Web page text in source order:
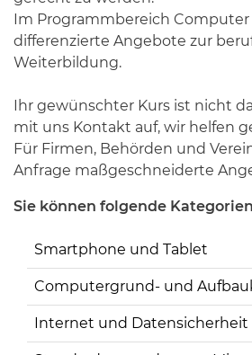
Im Programmbereich Computer
differenzierte Angebote zur
Weiterbildung.
Ihr gewünschter Kurs ist nicht
mit uns Kontakt auf, wir helfen
Für Firmen, Behörden und
Anfrage maßgeschneiderte
Sie können folgende
Smartphone und Tablet
Computergrund- und
Internet und Datensicherheit